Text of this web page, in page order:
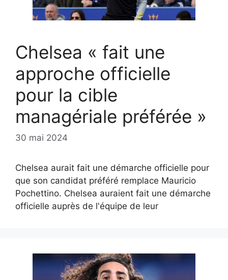
Chelsea « fait une
approche officielle
pour la cible
managériale préférée »
30 mai 2024
Chelsea aurait fait une démarche officielle pour
que son candidat préféré remplace Mauricio
Pochettino. Chelsea auraient fait une démarche
officielle auprès de l'équipe de leur